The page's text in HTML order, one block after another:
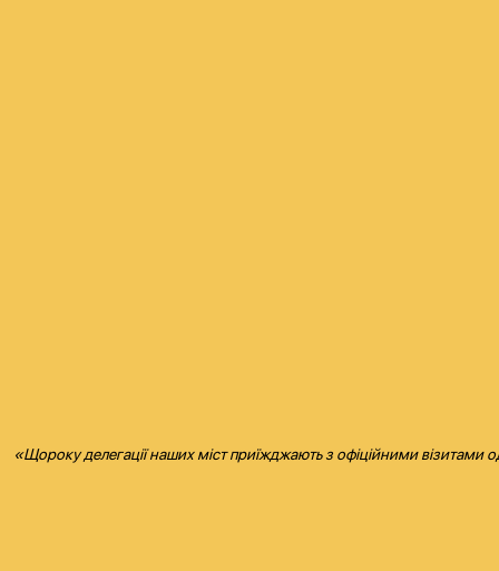
«Щороку делегації наших міст приїжджають з офіційними візитами